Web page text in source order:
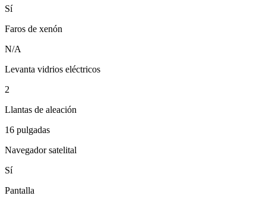
Sí
Faros de xenón
N/A
Levanta vidrios eléctricos
2
Llantas de aleación
16 pulgadas
Navegador satelital
Sí
Pantalla